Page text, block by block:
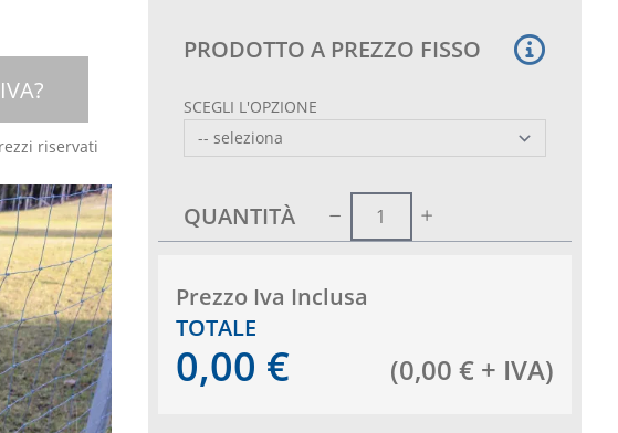
riservati
PRODOTTO A PREZZO FISSO
SCEGLI L'OPZIONE
QUANTITÀ
Prezzo Iva Inclusa
TOTALE
0,00 € (0,00 € + IVA)